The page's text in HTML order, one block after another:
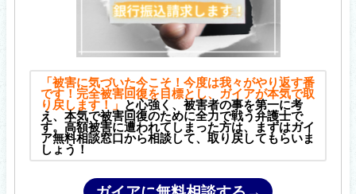
「被害に気づいた今こそ！今度は我々がやり返す番
です！完全被害回復を目標とし、ガイアが本気で取
り戻します！」
と心強く、被害者の事を第一に考
え、本気で被害回復のために全力で戦う弁護士で
す。高額被害に遭われてしまった方は、まずはガイ
ア無料相談窓口から相談して、取り戻してもらいま
しょう！